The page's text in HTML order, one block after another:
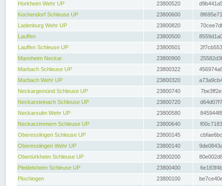
Horkheim Wehr UP
23800520
Kochendorf Schleuse UP
23800600
Ladenburg Wehr UP
23800820
Lauffen
23800500
Lauffen Schleuse UP
23800501
Mannheim Neckar
23800900
Marbach Schleuse UP
23800322
Marbach Wehr UP
23800320
Neckargemünd Schleuse UP
23800740
Neckarsteinach Schleuse UP
23800720
Neckarsulm Wehr UP
23800580
Neckarzimmern Schleuse UP
23800640
Oberesslingen Schleuse UP
23800145
Oberesslingen Wehr UP
23800140
Obertürkheim Schleuse UP
23800200
Pleidelsheim Schleuse UP
23800400
Plochingen
23800100